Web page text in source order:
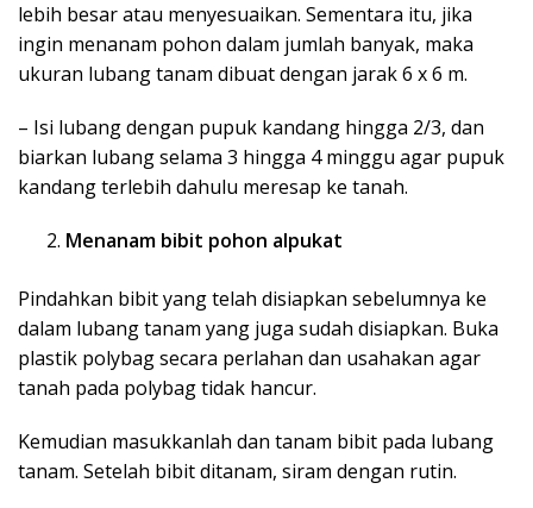
lebih besar atau menyesuaikan. Sementara itu, jika
ingin menanam pohon dalam jumlah banyak, maka
ukuran lubang tanam dibuat dengan jarak 6 x 6 m.
– Isi lubang dengan pupuk kandang hingga 2/3, dan
biarkan lubang selama 3 hingga 4 minggu agar pupuk
kandang terlebih dahulu meresap ke tanah.
Menanam bibit pohon alpukat
Pindahkan bibit yang telah disiapkan sebelumnya ke
dalam lubang tanam yang juga sudah disiapkan. Buka
plastik polybag secara perlahan dan usahakan agar
tanah pada polybag tidak hancur.
Kemudian masukkanlah dan tanam bibit pada lubang
tanam. Setelah bibit ditanam, siram dengan rutin.